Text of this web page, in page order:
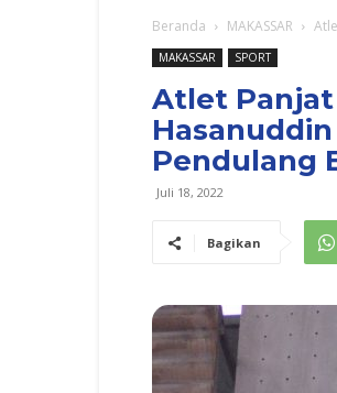
Beranda MAKASSAR
MAKASSAR SPORT
Atlet Panjat
Pendulang
Juli 18, 2022
Bagikan